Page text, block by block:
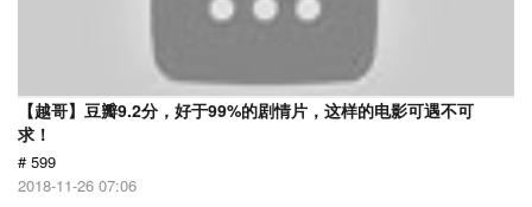
【越哥】豆瓣9.2分，好于99%的剧情片，这样的电影可遇不可
求！
# 599
2018-11-26 07:06